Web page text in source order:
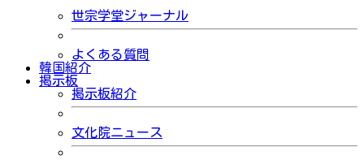
世宗学堂ジャーナル
よくある質問
韓国紹介
掲示板
掲示板紹介
文化院ニュース